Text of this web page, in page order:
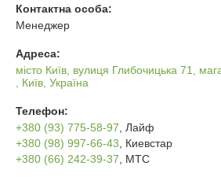
Контактна особа:
Менеджер
Адреса:
місто Київ, вулиця Глибочицька 71,
, Київ, Україна
Телефон:
+380 (93) 775-58-97 , Лайф
+380 (98) 997-66-43 , Киевстар
+380 (66) 242-39-37 , МТС